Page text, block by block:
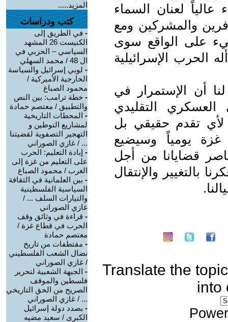
لعنان السماء
والمشركين ومع
على الواقع سوى
الحرب الإسرائيلية
أن الإستمرار في
العسكري التقليدي
لأي تقدم حقيقي بل
يومياً وسيضيع
قضايانا من أجل
بالتغيير والإنتقال
Translate the topic
into
المزيد.....
كتب ودراسات
- في الطريق إلى
الكنيست 26 المشهد
السياسي – الحزبي في
ال 48 / محمد السهلي
- لوبي إسرائيل والسياسة
الخارجية الأميركية /
محمود الصباغ
- خطة ترامب: بين النص
والتطبيق / معتصم حمادة
- المحطات التاريخية
لمشاريع التوطين و
التهجير التصفوية لقضيتنا
... / غازي الصوراني
- إبادة التعليم: الحرب
على التعليم من غزة إلى
الغرب / محمود الصباغ
- بين العلمانية في الثقافة
السياسية الفلسطينية
والتيارات السلف ... /
غازي الصوراني
- قراءة في وثائق وقف
الحرب في قطاع غزة /
معتصم حمادة
- مقتطفات من تاريخ
نضال الشعب الفلسطيني
/ غازي الصوراني
- الجبهة الشعبية لتحرير
فلسطين والموقف
الصريح من الحق التاريخي
... / غازي الصوراني
- بصدد دولة إسرائيل
الكبرى / سعيد مضيه